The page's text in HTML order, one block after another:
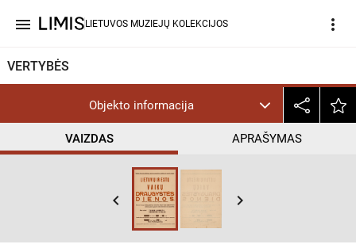
menu LIETUVOS MUZIEJŲ KOLEKCIJOS more_vert
VERTYBĖS
Objekto informacija
VAIZDAS APRAŠYMAS
keyboard_arrow_left keyboard_arrow_right